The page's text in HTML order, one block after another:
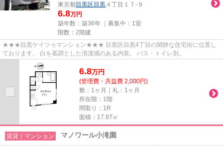
東京都目黒区 目黒 ４丁目１７-９
6.8万円
築年数：築36年 ｜募集中： 1室
階数：2階建
★★★目黒ケイツゥマンション★★★ 目黒区目黒4丁目の閑静な住宅街に位置し
ております。 白を基調とした清潔感のある内装。 バス・トイレ別。
6.8万円
(管理費・共益費 2,000円)
敷：1ヶ月｜礼：1ヶ月
所在階：1階
間取り：1R
面積：17.97㎡
賃貸｜マンション マノワール小滝園